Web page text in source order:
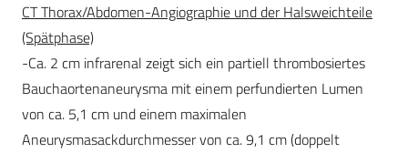
CT Thorax/Abdomen-Angiographie und der Halsweichteile
(Spätphase)
-Ca. 2 cm infrarenal zeigt sich ein partiell thrombosiertes
Bauchaortenaneurysma mit einem perfundierten Lumen
von ca. 5,1 cm und einem maximalen
Aneurysmasackdurchmesser von ca. 9,1 cm (doppelt